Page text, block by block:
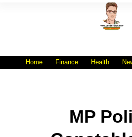
Home Finance Health
MP